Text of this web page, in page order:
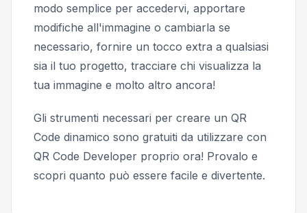
modo semplice per accedervi, apportare
modifiche all'immagine o cambiarla se
necessario, fornire un tocco extra a qualsiasi
sia il tuo progetto, tracciare chi visualizza la
tua immagine e molto altro ancora!
Gli strumenti necessari per creare un QR
Code dinamico sono gratuiti da utilizzare con
QR Code Developer proprio ora! Provalo e
scopri quanto può essere facile e divertente.